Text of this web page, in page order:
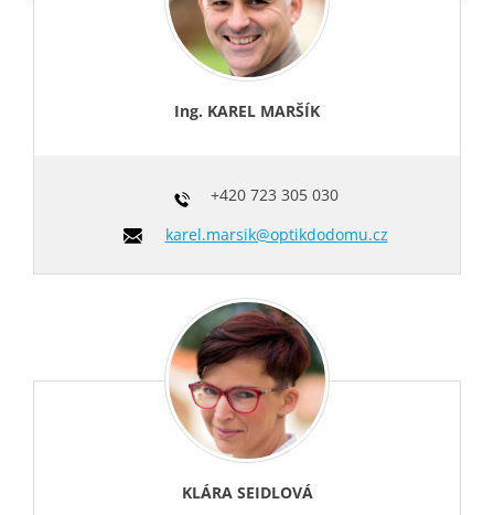
Ing. KAREL MARŠÍK
+420 723 305 030
karel.marsik@optikdodomu.cz
KLÁRA SEIDLOVÁ